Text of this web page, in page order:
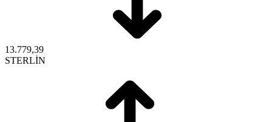
13.779,39
STERLİN